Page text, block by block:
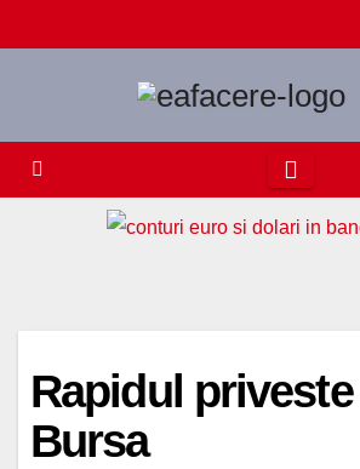
to
Rapidul
Bursa